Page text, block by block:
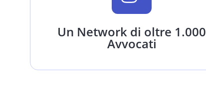
Un Network di oltre 1.000
Avvocati